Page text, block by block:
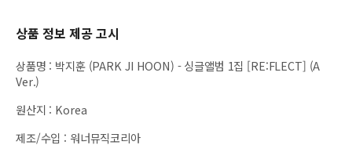
상품 정보 제공 고시
상품명 : 박지훈 (PARK JI HOON) - 싱글앨범 1집 [RE:FLECT] (A
Ver.)
원산지 : Korea
제조/수입 : 워너뮤직코리아